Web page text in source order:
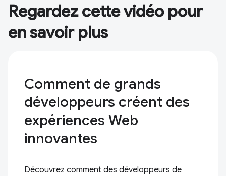
Regardez cette vidéo pour
en savoir plus
Comment de grands
développeurs créent des
expériences Web
innovantes
Découvrez comment des développeurs de